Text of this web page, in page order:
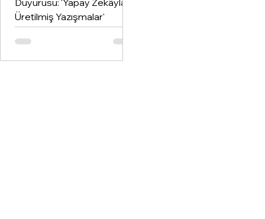
Duyurusu: 'Yapay Zekâyla
Üretilmiş Yazışmalar'